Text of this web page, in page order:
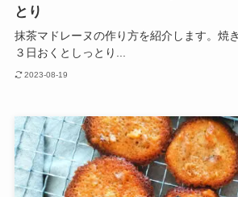
とり
抹茶マドレーヌの作り方を紹介します。焼
３日おくとしっとり...
2023-08-19